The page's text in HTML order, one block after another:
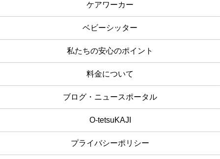
ケアワーカー
ベビーシッター
私たちの安心のポイント
料金について
ブログ・ニュースポータル
O-tetsuKAJI
プライバシーポリシー